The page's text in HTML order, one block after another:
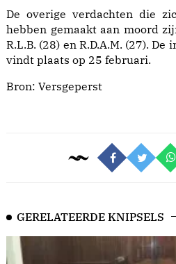
De overige verdachten die
hebben gemaakt aan moord
R.L.B. (28) en R.D.A.M. (27).
vindt plaats op 25 februari.
Bron: Versgeperst
GERELATEERDE KNIPSELS